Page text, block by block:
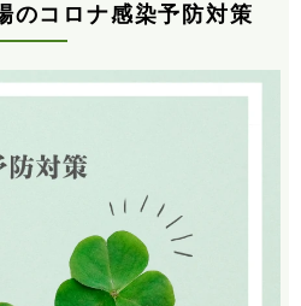
のコロナ感染予防対策